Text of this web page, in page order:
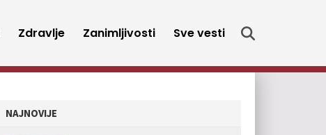
Zdravlje Zanimljivosti Sve vesti
NAJNOVIJE